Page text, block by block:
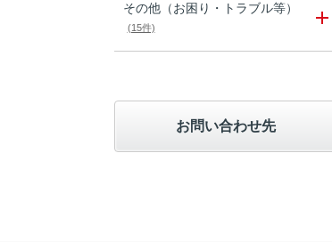
その他（お困り・トラブル等）
(15件)
お問い合わせ先